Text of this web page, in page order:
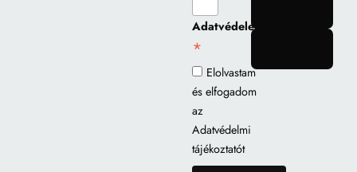
Adatvédelem
*
Elolvastam
és elfogadom
az
Adatvédelmi
tájékoztatót